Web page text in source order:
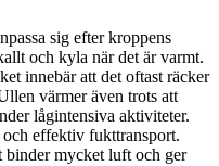
passa sig efter kroppens
och kyla när det är varmt.
innebär att det oftast räcker
en värmer även trots att
lågintensiva aktiviteter.
effektiv fukttransport.
binder mycket luft och ger